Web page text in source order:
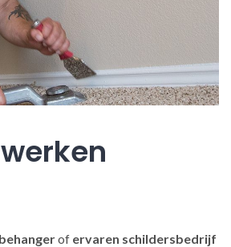
of ervaren schildersbedrijf